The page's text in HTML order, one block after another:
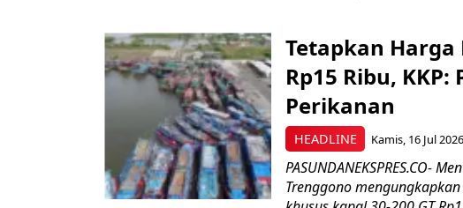
HEADLINE
Tetapkan Harga
Rp15 Ribu,
Perikanan
Kamis, 16 Jul
PASUNDANEKSPRES.CO-
Trenggono